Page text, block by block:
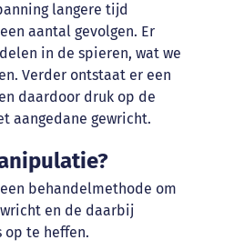
langere tijd
aantal gevolgen. Er
in de spieren, wat we
Verder ontstaat er een
daardoor druk op de
aangedane gewricht.
behandelmethode om
en de daarbij
op te heffen.